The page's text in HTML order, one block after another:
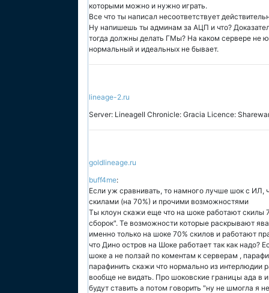
которыми можно и нужно играть.
Все что ты написал несоответствует
Ну напишешь ты админам за АЦП и что?
тогда должны делать ГМы? На каком сервере
нормальный и идеальных не бывает.
lineage-2.ru
Server: LineageII Chronicle: Gracia Licence:
goldlineage.ru
buff4me:
Если уж сравнивать, то намного лучше шок с
скилами (на 70%) и прочими возможностями
Ты клоун скажи еще что на шоке работают скилы
сборок". Те возможности которые раскрывают
именно только на шоке 70% скилов и работают
что Дино остров на Шоке работает так как надо?
шоке а не ползай по коментам к серверам ,
парафинить скажи что нормально из интерлюдии
вообще не видать. Про шоковские границы ада в
будут ставить а потом говорить "ну не шмогла я